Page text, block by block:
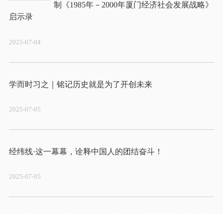
制《1985年－2000年厦门经济社会发展战略》
启示录
2025-07-04
学而时习之｜铭记历史就是为了开创未来
2025-07-05
2025-07-05